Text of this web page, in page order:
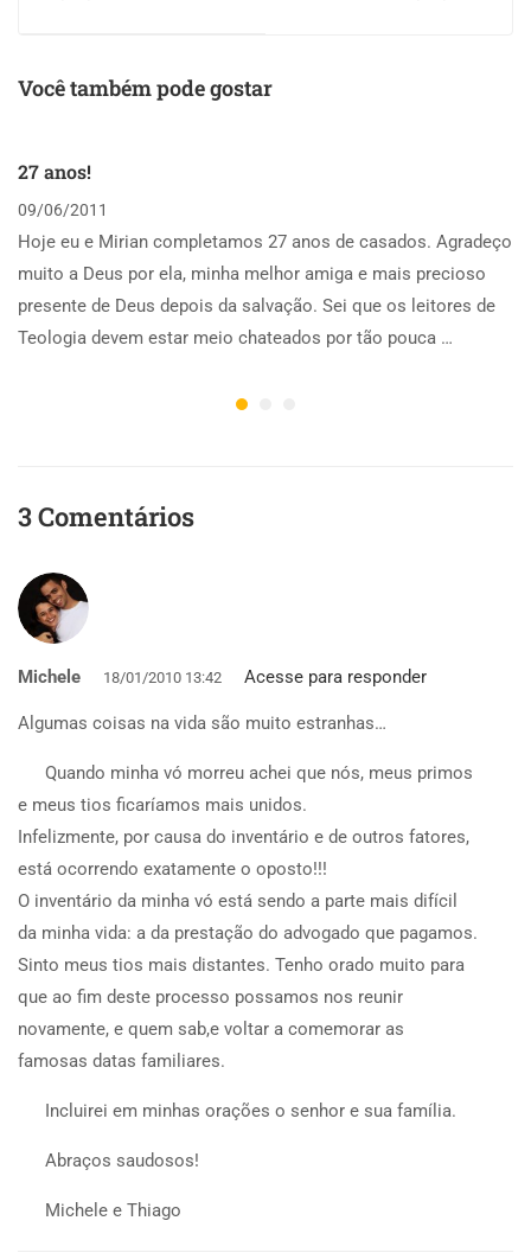
Você também pode gostar
27 anos!
09/06/2011
Hoje eu e Mirian completamos 27 anos de casados. Agradeço
muito a Deus por ela, minha melhor amiga e mais precioso
presente de Deus depois da salvação. Sei que os leitores de
Teologia devem estar meio chateados por tão pouca …
3 Comentários
Michele 18/01/2010 13:42 Acesse para responder
Algumas coisas na vida são muito estranhas…
Quando minha vó morreu achei que nós, meus primos
e meus tios ficaríamos mais unidos.
Infelizmente, por causa do inventário e de outros fatores,
está ocorrendo exatamente o oposto!!!
O inventário da minha vó está sendo a parte mais difícil
da minha vida: a da prestação do advogado que pagamos.
Sinto meus tios mais distantes. Tenho orado muito para
que ao fim deste processo possamos nos reunir
novamente, e quem sab,e voltar a comemorar as
famosas datas familiares.
Incluirei em minhas orações o senhor e sua família.
Abraços saudosos!
Michele e Thiago